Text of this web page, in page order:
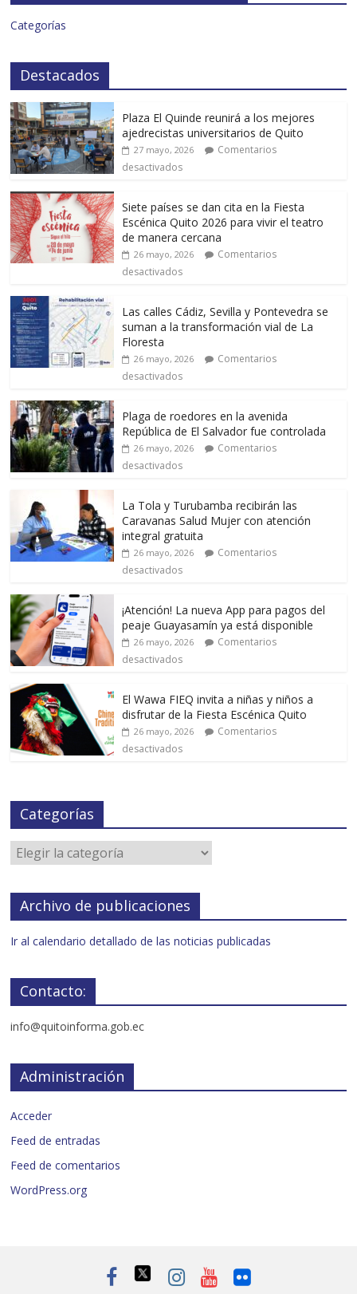
Categorías
Destacados
Plaza El Quinde reunirá a los mejores
ajedrecistas universitarios de Quito
27 mayo, 2026
Comentarios
desactivados
Siete países se dan cita en la Fiesta
Escénica Quito 2026 para vivir el teatro
de manera cercana
26 mayo, 2026
Comentarios
desactivados
Las calles Cádiz, Sevilla y Pontevedra se
suman a la transformación vial de La
Floresta
26 mayo, 2026
Comentarios
desactivados
Plaga de roedores en la avenida
República de El Salvador fue controlada
26 mayo, 2026
Comentarios
desactivados
La Tola y Turubamba recibirán las
Caravanas Salud Mujer con atención
integral gratuita
26 mayo, 2026
Comentarios
desactivados
¡Atención! La nueva App para pagos del
peaje Guayasamín ya está disponible
26 mayo, 2026
Comentarios
desactivados
El Wawa FIEQ invita a niñas y niños a
disfrutar de la Fiesta Escénica Quito
26 mayo, 2026
Comentarios
desactivados
Categorías
Archivo de publicaciones
Ir al calendario detallado de las noticias publicadas
Contacto:
info@quitoinforma.gob.ec
Administración
Acceder
Feed de entradas
Feed de comentarios
WordPress.org